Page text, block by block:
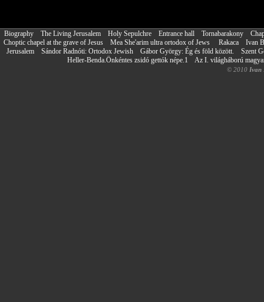
Biography The Living Jerusalem Holy Sepulchre Entrance hall Tornabarakony
Choptic chapel at the grave of Jesus Mea She'arim ultra ortodox of Jews Rakaca Ivan
Jerusalem Sándor Radnóti: Ortodox Jewish Gábor György: Ég és föld között. Szent
Heller-Benda.Önkéntes zsidó gettók népe.1 Az I. világháború
© 2010 Ivan